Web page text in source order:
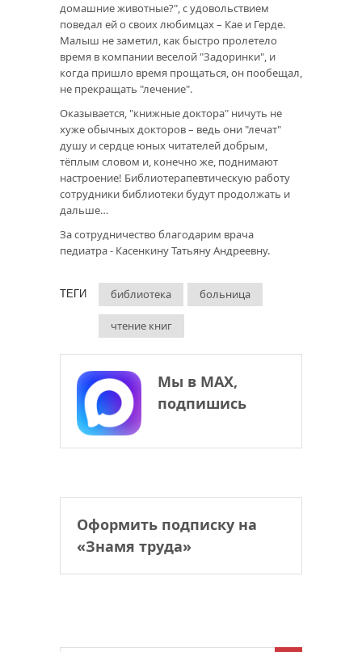
домашние животные?", с удовольствием
поведал ей о своих любимцах – Кае и Герде.
Малыш не заметил, как быстро пролетело
время в компании веселой "Задоринки", и
когда пришло время прощаться, он пообещал,
не прекращать "лечение".
Оказывается, "книжные доктора" ничуть не
хуже обычных докторов – ведь они "лечат"
душу и сердце юных читателей добрым,
тёплым словом и, конечно же, поднимают
настроение! Библиотерапевтическую работу
сотрудники библиотеки будут продолжать и
дальше…
За сотрудничество благодарим врача
педиатра - Касенкину Татьяну Андреевну.
ТЕГИ библиотека больница
чтение книг
Мы в МАХ,
подпишись
Оформить подписку на
«Знамя труда»